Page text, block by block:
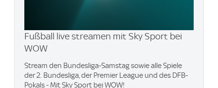
Fußball live streamen mit Sky Sport bei
WOW
Stream den Bundesliga-Samstag sowie alle Spiele
der 2. Bundesliga, der Premier League und des DFB-
Pokals - Mit Sky Sport bei WOW!